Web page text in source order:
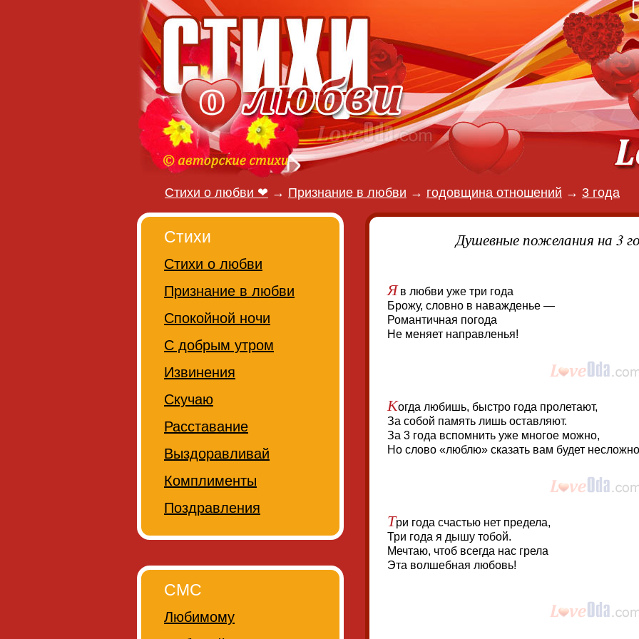
Стихи о любви ❤ → Признание в любви → годовщина отношений → 3 года
Душевные пожелания на 3
Я в любви уже три года
Брожу, словно в наважденье —
Романтичная погода
Не меняет направленья!
Когда любишь, быстро года пролетают,
За собой память лишь оставляют.
За 3 года вспомнить уже многое можно,
Но слово «люблю» сказать вам будет
Три года счастью нет предела,
Три года я дышу тобой.
Мечтаю, чтоб всегда нас грела
Эта волшебная любовь!
Стихи
Стихи о любви
Признание в любви
Спокойной ночи
С добрым утром
Извинения
Скучаю
Расставание
Выздоравливай
Комплименты
Поздравления
СМС
Любимому